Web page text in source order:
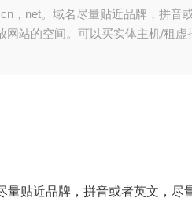
，net。域名尽量贴近品牌，拼音
站的空间。可以买实体主机/租虚
量贴近品牌，拼音或者英文，尽